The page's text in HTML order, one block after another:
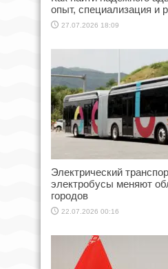
опыт, специализация и
27.07.2026 18:09
Электрический
электробусы меняют
городов
22.07.2026 00:16